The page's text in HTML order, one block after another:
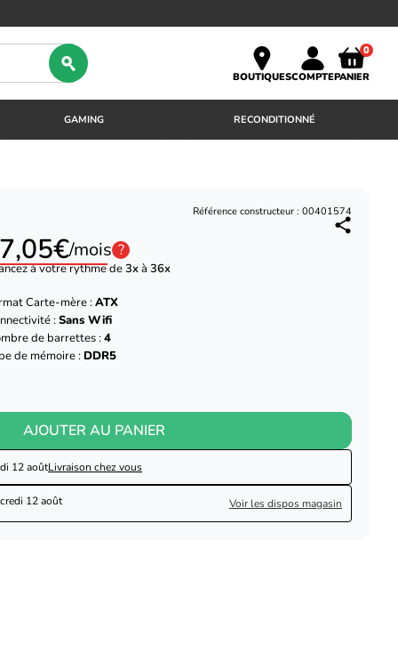
BOUTIQUESCOMPTE
0
PANIER
GAMING RECONDITIONNÉ
Référence constructeur : 00401574
/mois ?
à votre rythme de3xà 36x
Carte-mère :ATX
:Sans Wifi
de barrettes :4
de mémoire : DDR5
AJOUTER AU PANIER
12 aoûtLivraison chez vous
12 août Voir les dispos magasin